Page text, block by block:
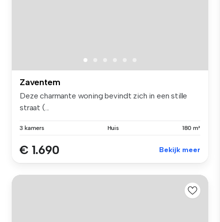
Zaventem
Deze charmante woning bevindt zich in een stille
straat (...
3 kamers Huis 180 m²
€ 1.690 Bekijk meer